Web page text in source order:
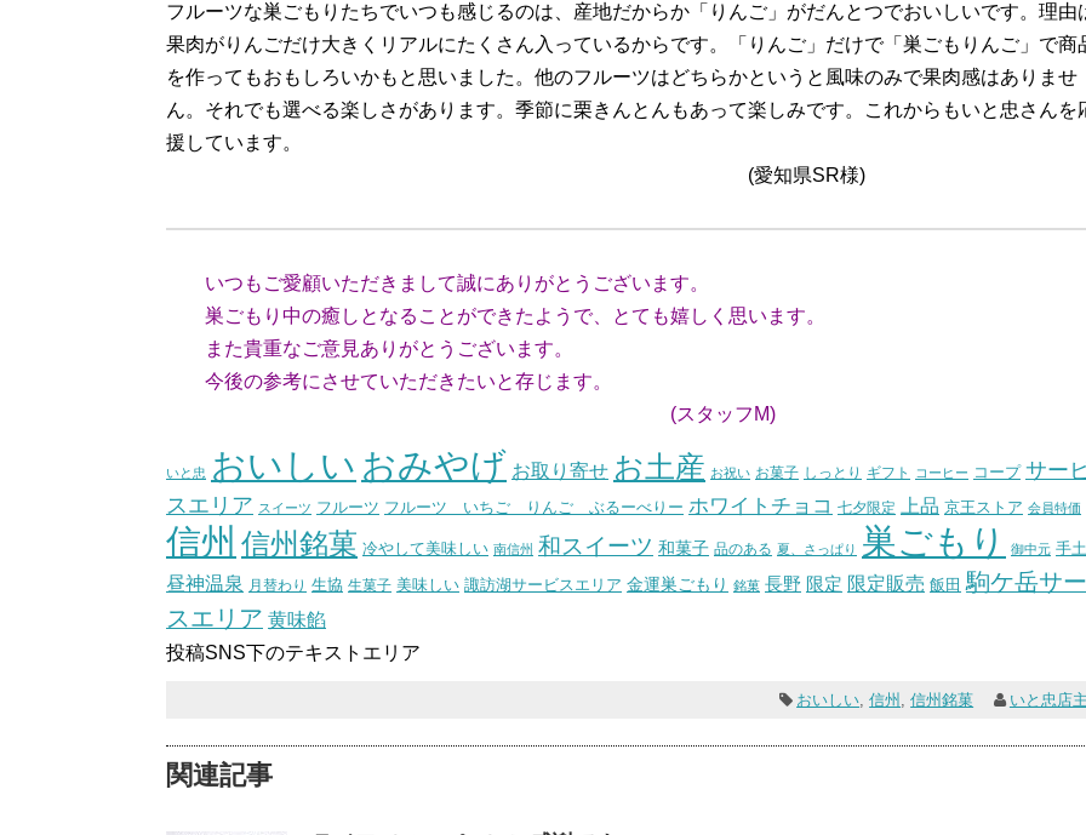
フルーツな巣ごもりたちでいつも感じるのは、産地だからか「りんご」がだんとつでおいしいです。理由
果肉がりんごだけ大きくリアルにたくさん入っているからです。「りんご」だけで「巣ごもりんご」で商
を作ってもおもしろいかもと思いました。他のフルーツはどちらかというと風味のみで果肉感はありませ
ん。それでも選べる楽しさがあります。季節に栗きんとんもあって楽しみです。これからもいと忠さんを
援しています。
(愛知県SR様)
いつもご愛顧いただきまして誠にありがとうございます。
巣ごもり中の癒しとなることができたようで、とても嬉しく思います。
また貴重なご意見ありがとうございます。
今後の参考にさせていただきたいと存じます。
(スタッフM)
いと忠 おいしい おみやげ お取り寄せ お土産 お祝い お菓子 しっとり ギフト コーヒー コープ サー
スエリア スイーツ フルーツ フルーツ いちご りんご ぶるーべりー ホワイトチョコ 七夕限定 上品 京王ストア 会員特価
信州 信州銘菓 冷やして美味しい 南信州 和スイーツ 和菓子 品のある 夏、さっぱり 巣ごもり 御中元 手
昼神温泉 月替わり 生協 生菓子 美味しい 諏訪湖サービスエリア 金運巣ごもり 銘菓 長野 限定 限定販売 飯田 駒ケ岳サ
スエリア 黄味餡
投稿SNS下のテキストエリア
おいしい,信州 ,信州銘菓 いと忠店
関連記事